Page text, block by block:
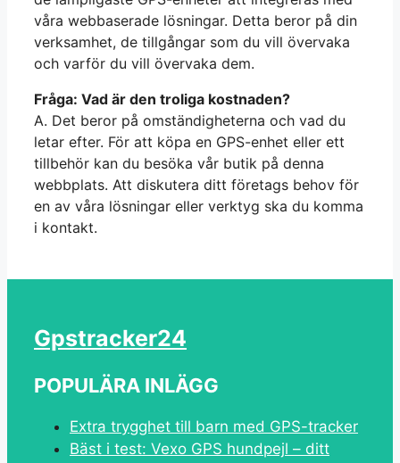
våra webbaserade lösningar. Detta beror på din
verksamhet, de tillgångar som du vill övervaka
och varför du vill övervaka dem.
Fråga: Vad är den troliga kostnaden?
A. Det beror på omständigheterna och vad du
letar efter. För att köpa en GPS-enhet eller ett
tillbehör kan du besöka vår butik på denna
webbplats. Att diskutera ditt företags behov för
en av våra lösningar eller verktyg ska du komma
i kontakt.
Gpstracker24
POPULÄRA INLÄGG
Extra trygghet till barn med GPS-tracker
Bäst i test: Vexo GPS hundpejl – ditt